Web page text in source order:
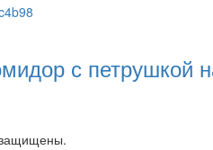
с петрушкой